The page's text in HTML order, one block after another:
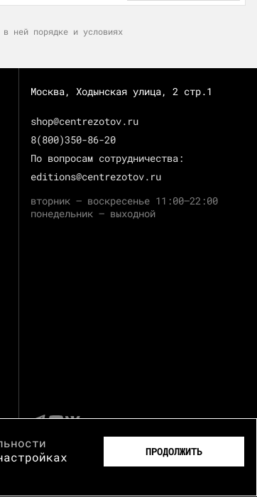
ней порядке и условиях
Москва, Ходынская улица, 2 стр.1
shop@centrezotov.ru
8(800)350-86-20
По вопросам сотрудничества:
editions@centrezotov.ru
вторник — воскресенье 11:00–22:00
понедельник — выходной
ПРОДОЛЖИТЬ